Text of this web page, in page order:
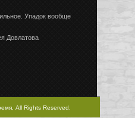
Упадок вообще
Довлатова
All Rights Reserved.